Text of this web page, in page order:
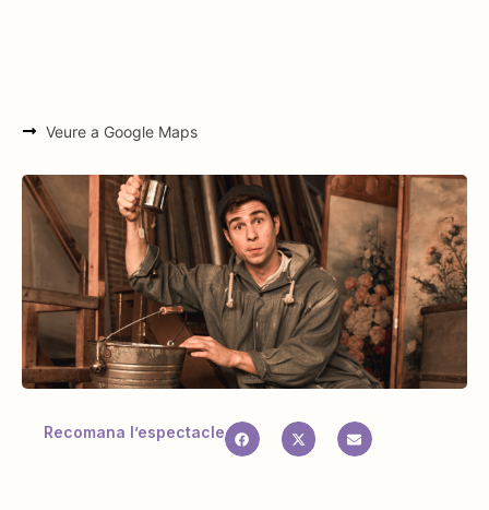
Veure a Google Maps
Recomana l’espectacle